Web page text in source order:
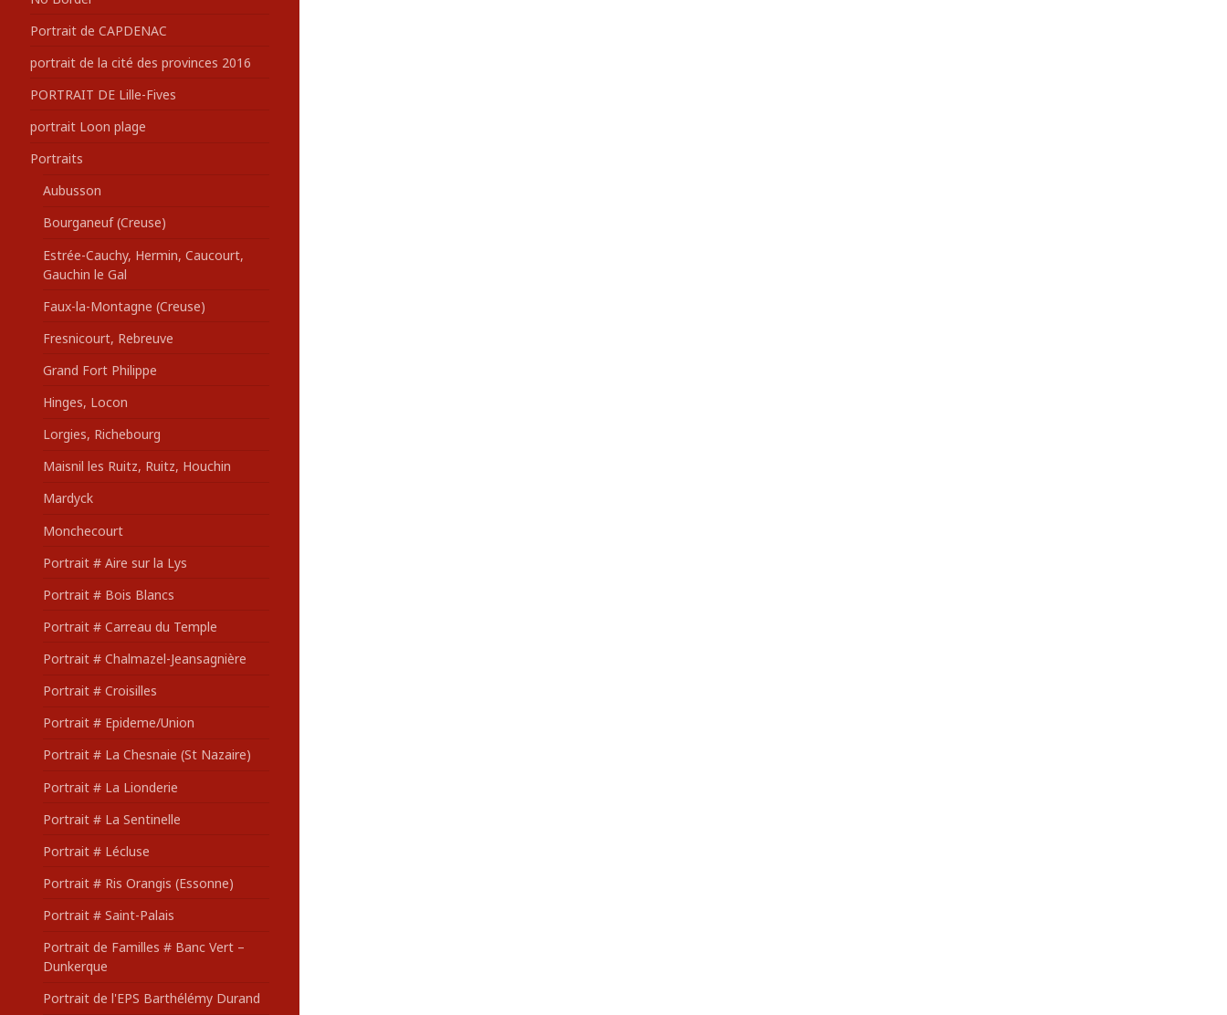
Portrait de CAPDENAC
portrait de la cité des provinces 2016
PORTRAIT DE Lille-Fives
portrait Loon plage
Portraits
Aubusson
Bourganeuf (Creuse)
Estrée-Cauchy, Hermin, Caucourt,
Gauchin le Gal
Faux-la-Montagne (Creuse)
Fresnicourt, Rebreuve
Grand Fort Philippe
Hinges, Locon
Lorgies, Richebourg
Maisnil les Ruitz, Ruitz, Houchin
Mardyck
Monchecourt
Portrait # Aire sur la Lys
Portrait # Bois Blancs
Portrait # Carreau du Temple
Portrait # Chalmazel-Jeansagnière
Portrait # Croisilles
Portrait # Epideme/Union
Portrait # La Chesnaie (St Nazaire)
Portrait # La Lionderie
Portrait # La Sentinelle
Portrait # Lécluse
Portrait # Ris Orangis (Essonne)
Portrait # Saint-Palais
Portrait de Familles # Banc Vert –
Dunkerque
Portrait de l'EPS Barthélémy Durand